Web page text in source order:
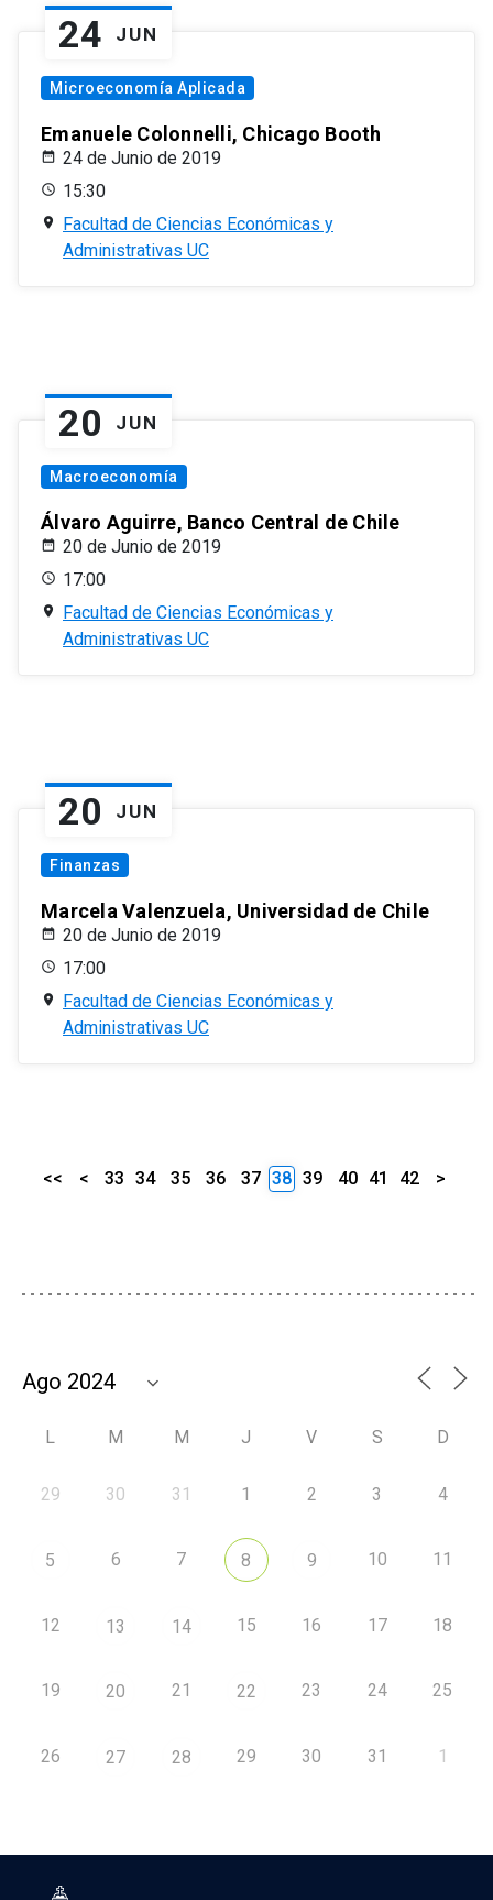
24 JUN
Microeconomía Aplicada
Emanuele Colonnelli, Chicago Booth
24 de Junio de 2019
15:30
Facultad de Ciencias Económicas y
Administrativas UC
20 JUN
Macroeconomía
Álvaro Aguirre, Banco Central de Chile
20 de Junio de 2019
17:00
Facultad de Ciencias Económicas y
Administrativas UC
20 JUN
Finanzas
Marcela Valenzuela, Universidad de Chile
20 de Junio de 2019
17:00
Facultad de Ciencias Económicas y
Administrativas UC
<< < 33 34 35 36 37 38 39 40 41 42 >
L M M J V S D
29 30 31 1 2 3 4
5 6 7 8 9 10 11
12 13 14 15 16 17 18
19 20 21 22 23 24 25
26 27 28 29 30 31 1